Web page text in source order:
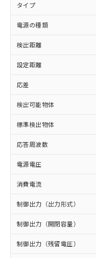
タイプ
電源の種類
検出距離
設定距離
応差
検出可能物体
標準検出物体
応答周波数
電源電圧
消費電流
制御出力（出力形式）
制御出力（開閉容量）
制御出力（残留電圧）